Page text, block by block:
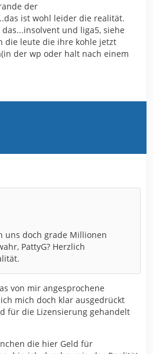
der
ist wohl leider die realität.
und liga5, siehe
die leute die ihre kohle jetzt
der wp oder halt nach einem
uns doch grade Millionen
PattyG? Herzlich
von mir angesprochene
ich mich doch klar ausgedrückt
für die Lizensierung gehandelt
die hier Geld für